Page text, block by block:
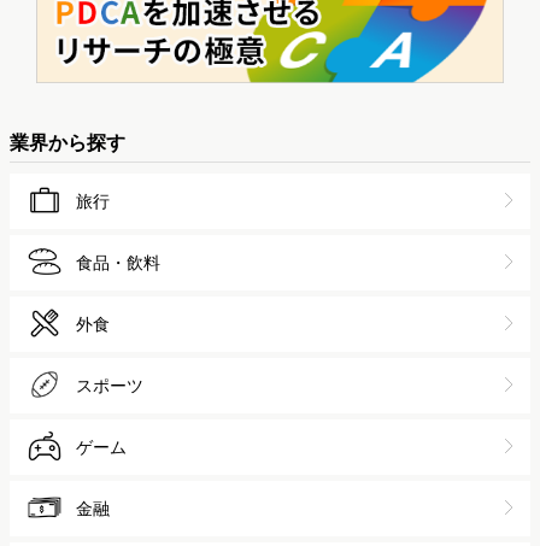
業界から探す
旅行
食品・飲料
外食
スポーツ
ゲーム
金融